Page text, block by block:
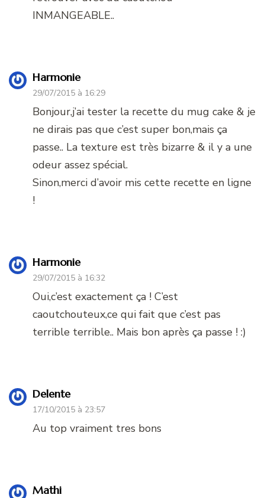
INMANGEABLE..
Harmonie
29/07/2015 à 16:29
Bonjour,j’ai tester la recette du mug cake & je
ne dirais pas que c’est super bon,mais ça
passe.. La texture est très bizarre & il y a une
odeur assez spécial.
Sinon,merci d’avoir mis cette recette en ligne
!
Harmonie
29/07/2015 à 16:32
Oui,c’est exactement ça ! C’est
caoutchouteux,ce qui fait que c’est pas
terrible terrible.. Mais bon après ça passe ! :)
Delente
17/10/2015 à 23:57
Au top vraiment tres bons
Mathi